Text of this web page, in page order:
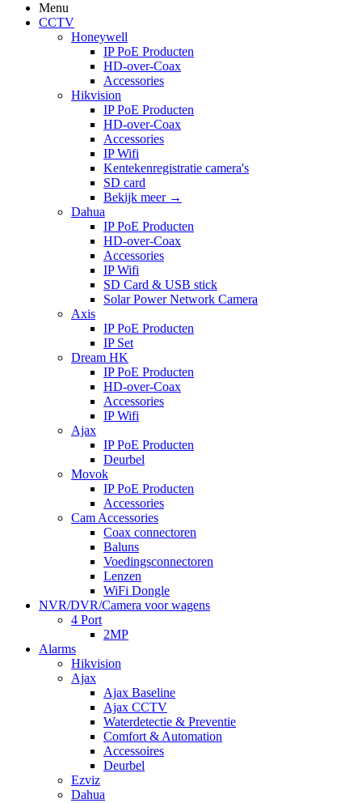
Menu
CCTV
Honeywell
IP PoE Producten
HD-over-Coax
Accessories
Hikvision
IP PoE Producten
HD-over-Coax
Accessories
IP Wifi
Kentekenregistratie camera's
SD card
Bekijk meer →
Dahua
IP PoE Producten
HD-over-Coax
Accessories
IP Wifi
SD Card & USB stick
Solar Power Network Camera
Axis
IP PoE Producten
IP Set
Dream HK
IP PoE Producten
HD-over-Coax
Accessories
IP Wifi
Ajax
IP PoE Producten
Deurbel
Movok
IP PoE Producten
Accessories
Cam Accessories
Coax connectoren
Baluns
Voedingsconnectoren
Lenzen
WiFi Dongle
NVR/DVR/Camera voor wagens
4 Port
2MP
Alarms
Hikvision
Ajax
Ajax Baseline
Ajax CCTV
Waterdetectie & Preventie
Comfort & Automation
Accessoires
Deurbel
Ezviz
Dahua